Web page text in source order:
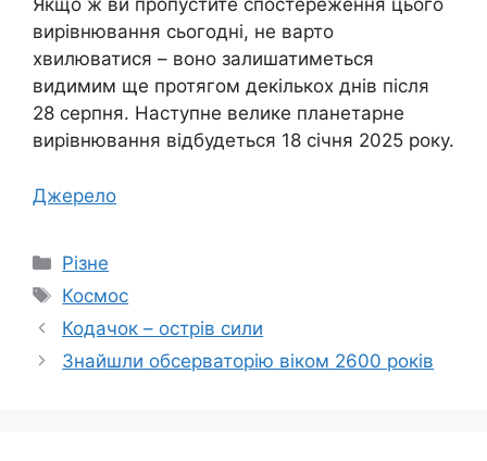
Якщо ж ви пропустите спостереження цього
вирівнювання сьогодні, не варто
хвилюватися – воно залишатиметься
видимим ще протягом декількох днів після
28 серпня. Наступне велике планетарне
вирівнювання відбудеться 18 січня 2025 року.
Джерело
Категорії
Різне
Позначки
Космос
Кодачок – острів сили
Знайшли обсерваторію віком 2600 років